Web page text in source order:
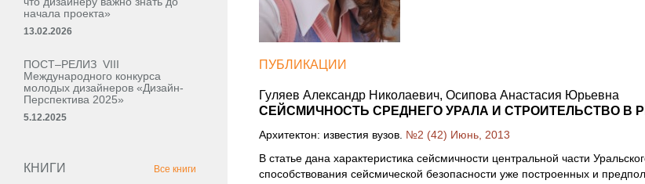
начала проекта»
13.02.2026
ПОСТ–РЕЛИЗ VIII
Международного конкурса
молодых дизайнеров «Дизайн-
Перспектива 2025»
5.12.2025
КНИГИ Все книги
ПУБЛИКАЦИИ
Гуляев Александр Николаевич, Осипова Анастасия Юрьевна
СЕЙСМИЧНОСТЬ СРЕДНЕГО УРАЛА И СТРОИТЕЛЬСТВО В
Архитектон: известия вузов. №2 (42) Июнь, 2013
В статье дана характеристика сейсмичности центральной части
способствования сейсмической безопасности уже построенных и